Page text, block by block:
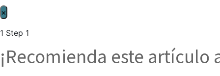
×
1 Step 1
¡Recomienda este artículo